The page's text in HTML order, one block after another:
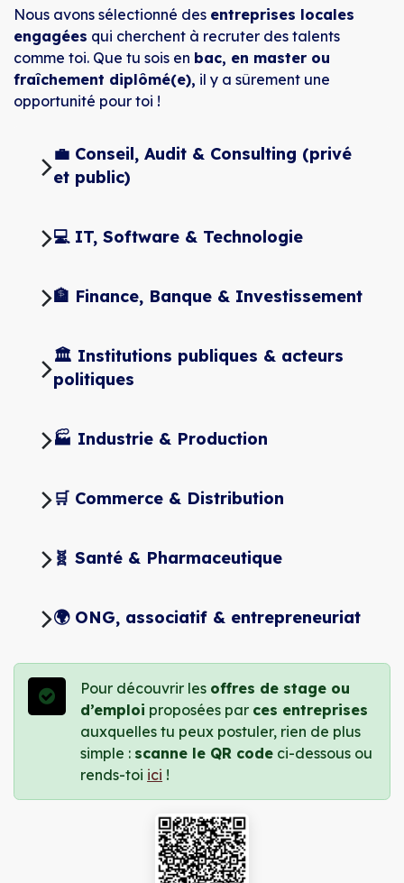
Nous avons sélectionné des entreprises locales
engagées qui cherchent à recruter des talents
comme toi. Que tu sois en bac, en master ou
fraîchement diplômé(e), il y a sûrement une
opportunité pour toi !
💼 Conseil, Audit & Consulting (privé
et public)
💻 IT, Software & Technologie
🏦 Finance, Banque & Investissement
🏛️ Institutions publiques & acteurs
politiques
🏭 Industrie & Production
🛒 Commerce & Distribution
🧬 Santé & Pharmaceutique
🌍 ONG, associatif & entrepreneuriat
Pour découvrir les offres de stage ou
d’emploi proposées par ces entreprises
auxquelles tu peux postuler, rien de plus
simple : scanne le QR code ci-dessous ou
rends-toi ici !